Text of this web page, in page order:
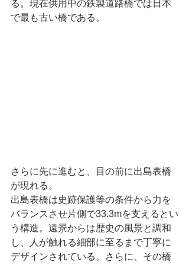
る。現在供用中の鉄製道路橋では日本
で最も古い橋である。
さらに先に進むと、目の前に出島表橋
が現れる。
出島表橋は史跡保護等の条件から力を
バランスさせ片側で33.3mを支えるとい
う構造。遠景からは歴史の風景と調和
し、人が触れる細部に至るまで丁寧に
デザインされている。さらに、その橋